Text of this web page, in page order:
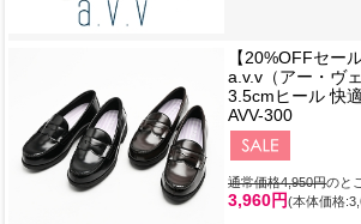
【20%OFFセール
a.v.v（アー・ヴ
3.5cmヒール 快
AVV-300
通常価格4,950円のと
3,960円(本体価格